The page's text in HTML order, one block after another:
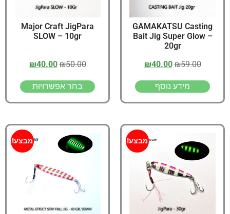
GAMAKATSU Casting
Bait Jig Super Glow –
20gr
₪59.00
₪40.00
מידע נוסף
Major Craft JigPara
SLOW – 10gr
₪50.00
₪40.00
בחר אפשרויות
מבצע! מבצע!